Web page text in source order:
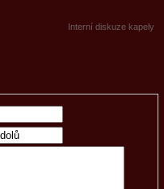
Interní diskuze kapely